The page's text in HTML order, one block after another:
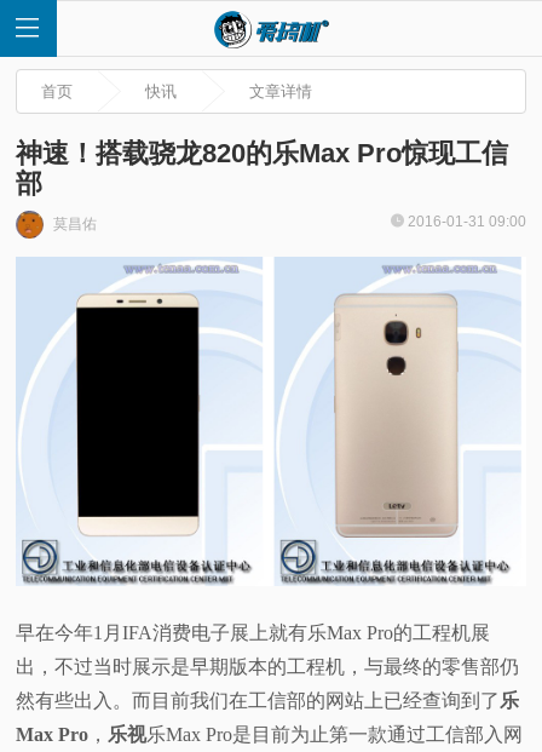
首
讯
视
频
科
首页 快讯 文章详情
神速！搭载骁龙820的乐Max Pro惊现工信
部
莫昌佑 2016-01-31 09:00
早在今年1月IFA消费电子展上就有乐Max Pro的工程机展
出，不过当时展示是早期版本的工程机，与最终的零售部仍
然有些出入。而目前我们在工信部的网站上已经查询到了乐
Max Pro ， 乐视乐Max Pro是目前为止第一款通过工信部入网